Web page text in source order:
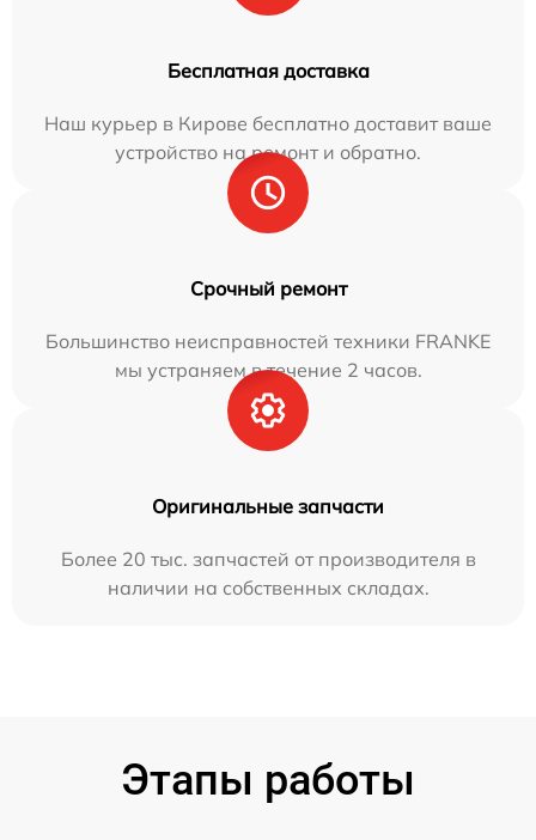
Бесплатная доставка
Наш курьер в Кирове бесплатно доставит ваше
устройство на ремонт и обратно.
Срочный ремонт
Большинство неисправностей техники FRANKE
мы устраняем в течение 2 часов.
Оригинальные запчасти
Более 20 тыс. запчастей от производителя в
наличии на собственных складах.
Этапы работы